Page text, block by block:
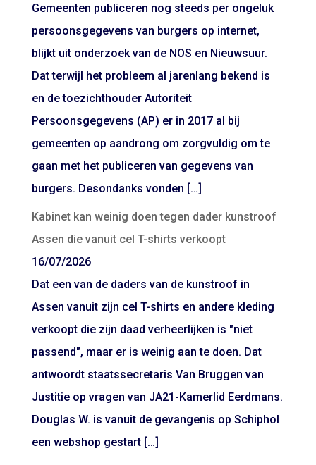
Gemeenten publiceren nog steeds per ongeluk
persoonsgegevens van burgers op internet,
blijkt uit onderzoek van de NOS en Nieuwsuur.
Dat terwijl het probleem al jarenlang bekend is
en de toezichthouder Autoriteit
Persoonsgegevens (AP) er in 2017 al bij
gemeenten op aandrong om zorgvuldig om te
gaan met het publiceren van gegevens van
burgers. Desondanks vonden […]
Kabinet kan weinig doen tegen dader kunstroof
Assen die vanuit cel T-shirts verkoopt
16/07/2026
Dat een van de daders van de kunstroof in
Assen vanuit zijn cel T-shirts en andere kleding
verkoopt die zijn daad verheerlijken is "niet
passend", maar er is weinig aan te doen. Dat
antwoordt staatssecretaris Van Bruggen van
Justitie op vragen van JA21-Kamerlid Eerdmans.
Douglas W. is vanuit de gevangenis op Schiphol
een webshop gestart […]